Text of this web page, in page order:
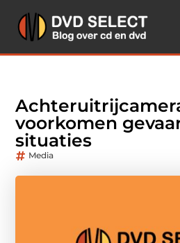
voorkomen
situaties
Media